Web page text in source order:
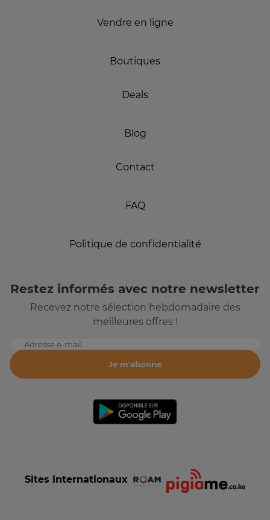
Vendre en ligne
Boutiques
Deals
Blog
Contact
FAQ
Politique de confidentialité
Restez informés avec notre newsletter
Recevez notre sélection hebdomadaire des
meilleures offres !
Adresse e-mail
Je m'abonne
Sites internationaux